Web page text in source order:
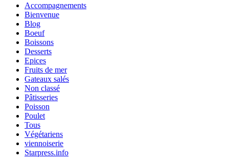
Accompagnements
Bienvenue
Blog
Boeuf
Boissons
Desserts
Epices
Fruits de mer
Gateaux salés
Non classé
Pâtisseries
Poisson
Poulet
Tous
Végétariens
viennoiserie
Starpress.info